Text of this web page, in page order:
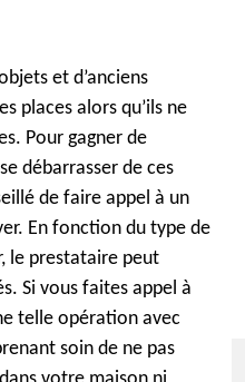
et d’anciens
places alors qu’ils ne
Pour gagner de
débarrasser de ces
de faire appel à un
En fonction du type de
le prestataire peut
Si vous faites appel à
telle opération avec
soin de ne pas